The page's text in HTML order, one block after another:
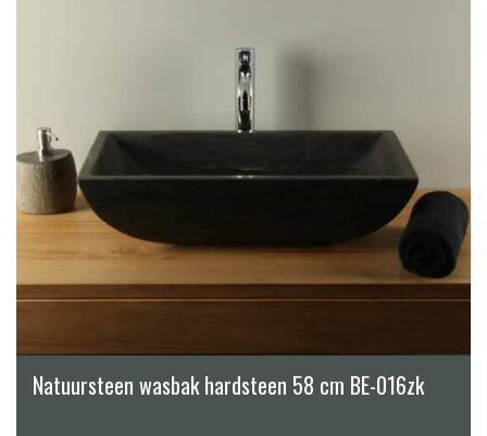
Natuursteen wasbak hardsteen 58 cm BE-016zk